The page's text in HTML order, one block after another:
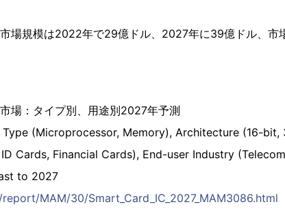
場規模は2022年で29億ドル、2027年に39億ドル、市
場：タイプ別、用途別2027年予測
(Microprocessor, Memory), Architecture (16-
Cards, Financial Cards), End-user Industry
to 2027
MAM/30/Smart_Card_IC_2027_MAM3086.html